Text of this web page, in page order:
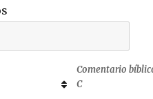
Comentario
C